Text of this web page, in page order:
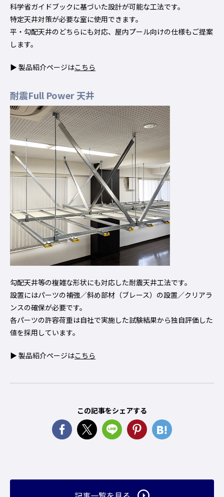
科学省ガイドブックに基づいた設計が可能な工法です。
特定天井対策が必要な室に使用できます。
平・勾配天井のどちらにも対応、屋内プール向けの仕様もご提案
します。
▶ 製品紹介ページはこちら
耐震Full Power 天井
勾配天井等の複雑な形状にも対応した耐震天井工法です。
設置にはパーツの補強／斜め部材（ブレース）の設置／クリアラ
ンスの確保が必要です。
各パーツの許容荷重は自社で実施した試験結果から独自評価した
値を採用しています。
▶ 製品紹介ページはこちら
この記事をシェアする